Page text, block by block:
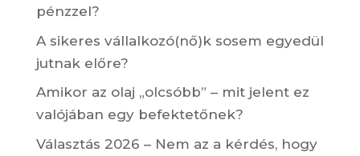
pénzzel?
A sikeres vállalkozó(nő)k sosem egyedül
jutnak előre?
Amikor az olaj „olcsóbb” – mit jelent ez
valójában egy befektetőnek?
Választás 2026 – Nem az a kérdés, hogy